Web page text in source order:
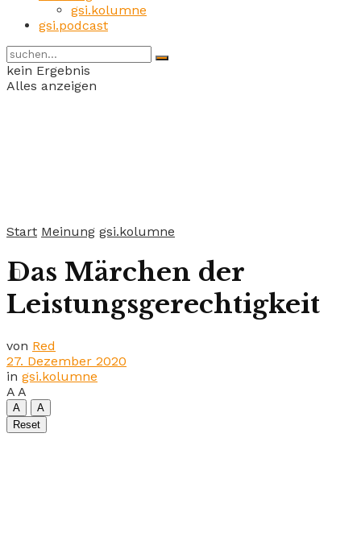
gsi.kolumne
gsi.podcast
kein Ergebnis
Alles anzeigen
Start Meinung gsi.kolumne
Das Märchen der
Leistungsgerechtigkeit
von Red
27. Dezember 2020
in gsi.kolumne
A A
A
A
Reset